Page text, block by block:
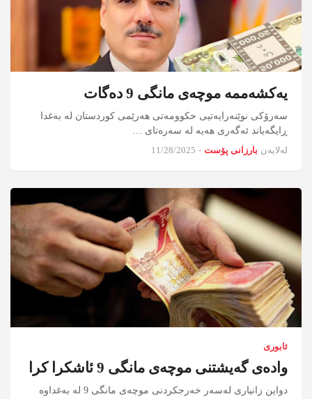
یەکشەممە موچەی مانگی 9 دەگات
سەرۆکی نوێنەرایەتیی حکوومەتی هەرێمی کوردستان لە بەغدا
ڕایگەیاند ئەگەری هەیە لە سەرەتای …
لەلایەن بارزانی پۆست -
11/28/2025
ئابوری
وادەی گەیشتنی موچەی مانگی 9 ئاشکرا کرا
دواین زانیاری لەسەر خەرجکردنی موچەی مانگی 9 لە بەغداوە